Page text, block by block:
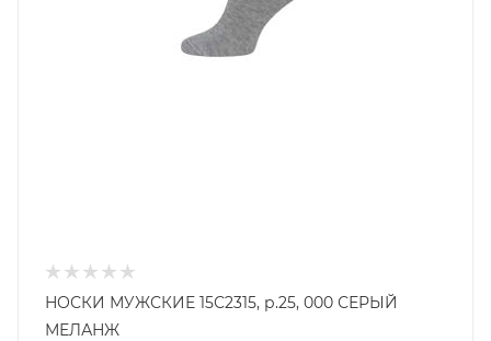
НОСКИ МУЖСКИЕ 15С2315, р.25, 000 СЕРЫЙ
МЕЛАНЖ